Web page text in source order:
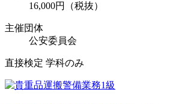
16,000円（税抜）
主催団体
公安委員会
直接検定 学科のみ